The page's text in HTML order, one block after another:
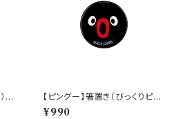
P
【ピングー】箸置き（びっくりピン
グー）【PG20】PG24-402
¥990